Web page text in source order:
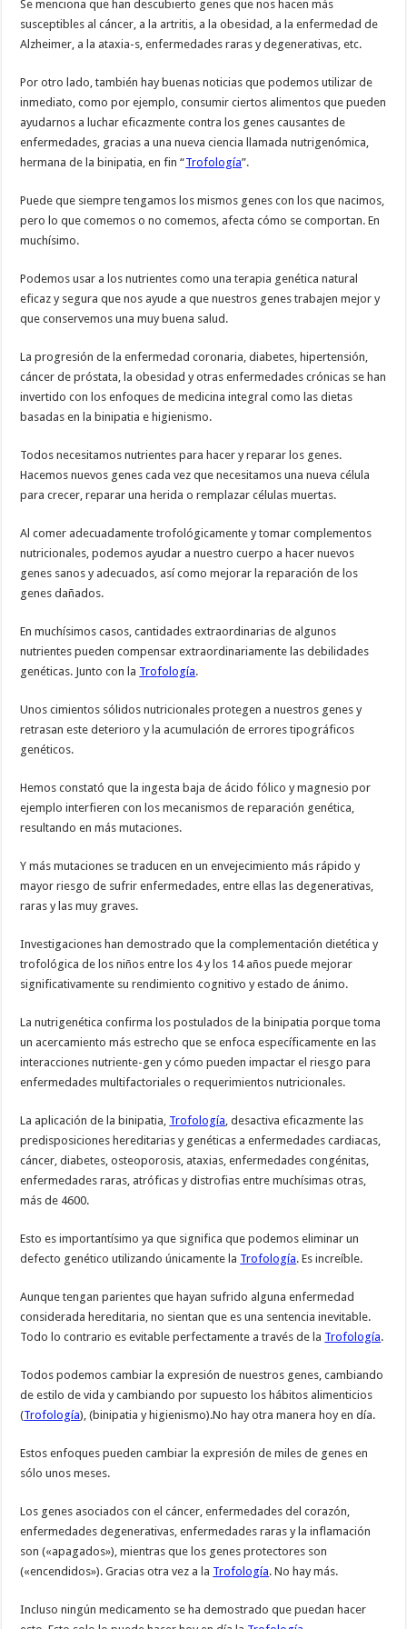
Se menciona que han descubierto genes que nos hacen más
susceptibles al cáncer, a la artritis, a la obesidad, a la enfermedad de
Alzheimer, a la ataxia-s, enfermedades raras y degenerativas, etc.
Por otro lado, también hay buenas noticias que podemos utilizar de
inmediato, como por ejemplo, consumir ciertos alimentos que pueden
ayudarnos a luchar eficazmente contra los genes causantes de
enfermedades, gracias a una nueva ciencia llamada nutrigenómica,
hermana de la binipatia, en fin “Trofología”.
Puede que siempre tengamos los mismos genes con los que nacimos,
pero lo que comemos o no comemos, afecta cómo se comportan. En
muchísimo.
Podemos usar a los nutrientes como una terapia genética natural
eficaz y segura que nos ayude a que nuestros genes trabajen mejor y
que conservemos una muy buena salud.
La progresión de la enfermedad coronaria, diabetes, hipertensión,
cáncer de próstata, la obesidad y otras enfermedades crónicas se han
invertido con los enfoques de medicina integral como las dietas
basadas en la binipatia e higienismo.
Todos necesitamos nutrientes para hacer y reparar los genes.
Hacemos nuevos genes cada vez que necesitamos una nueva célula
para crecer, reparar una herida o remplazar células muertas.
Al comer adecuadamente trofológicamente y tomar complementos
nutricionales, podemos ayudar a nuestro cuerpo a hacer nuevos
genes sanos y adecuados, así como mejorar la reparación de los
genes dañados.
En muchísimos casos, cantidades extraordinarias de algunos
nutrientes pueden compensar extraordinariamente las debilidades
genéticas. Junto con la Trofología.
Unos cimientos sólidos nutricionales protegen a nuestros genes y
retrasan este deterioro y la acumulación de errores tipográficos
genéticos.
Hemos constató que la ingesta baja de ácido fólico y magnesio por
ejemplo interfieren con los mecanismos de reparación genética,
resultando en más mutaciones.
Y más mutaciones se traducen en un envejecimiento más rápido y
mayor riesgo de sufrir enfermedades, entre ellas las degenerativas,
raras y las muy graves.
Investigaciones han demostrado que la complementación dietética y
trofológica de los niños entre los 4 y los 14 años puede mejorar
significativamente su rendimiento cognitivo y estado de ánimo.
La nutrigenética confirma los postulados de la binipatia porque toma
un acercamiento más estrecho que se enfoca específicamente en las
interacciones nutriente-gen y cómo pueden impactar el riesgo para
enfermedades multifactoriales o requerimientos nutricionales.
La aplicación de la binipatia, Trofología , desactiva eficazmente las
predisposiciones hereditarias y genéticas a enfermedades cardiacas,
cáncer, diabetes, osteoporosis, ataxias, enfermedades congénitas,
enfermedades raras, atróficas y distrofias entre muchísimas otras,
más de 4600.
Esto es importantísimo ya que significa que podemos eliminar un
defecto genético utilizando únicamente la Trofología. Es increíble.
Aunque tengan parientes que hayan sufrido alguna enfermedad
considerada hereditaria, no sientan que es una sentencia inevitable.
Todo lo contrario es evitable perfectamente a través de la Trofología.
Todos podemos cambiar la expresión de nuestros genes, cambiando
de estilo de vida y cambiando por supuesto los hábitos alimenticios
(Trofología), (binipatia y higienismo).No hay otra manera hoy en día.
Estos enfoques pueden cambiar la expresión de miles de genes en
sólo unos meses.
Los genes asociados con el cáncer, enfermedades del corazón,
enfermedades degenerativas, enfermedades raras y la inflamación
son («apagados»), mientras que los genes protectores son
(«encendidos»). Gracias otra vez a la Trofología. No hay más.
Incluso ningún medicamento se ha demostrado que puedan hacer